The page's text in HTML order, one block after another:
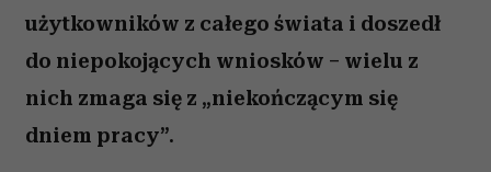
użytkowników z całego świata i doszedł
do niepokojących wniosków – wielu z
nich zmaga się z „niekończącym się
dniem pracy”.